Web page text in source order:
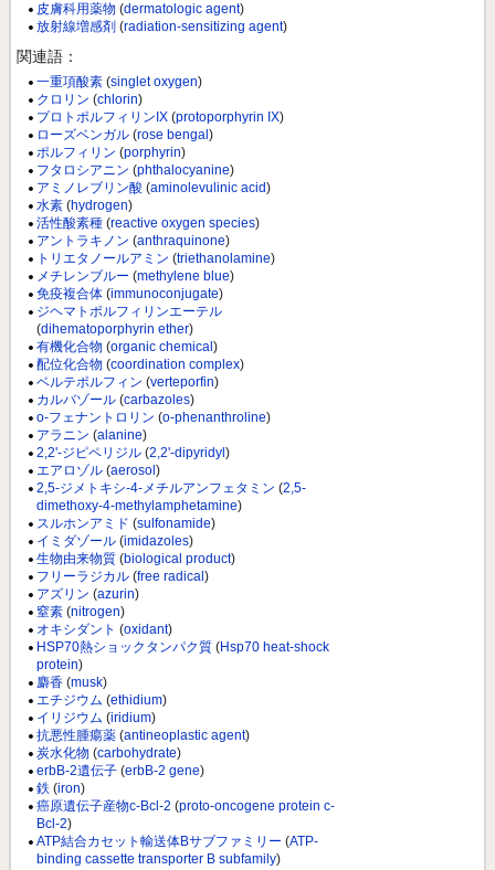
皮膚科用薬物 (dermatologic agent)
放射線増感剤 (radiation-sensitizing agent)
関連語：
一重項酸素 (singlet oxygen)
クロリン (chlorin)
プロトポルフィリンIX (protoporphyrin IX)
ローズベンガル (rose bengal )
ポルフィリン (porphyrin)
フタロシアニン (phthalocyanine)
アミノレブリン酸 (aminolevulinic acid)
水素 (hydrogen)
活性酸素種 (reactive oxygen species)
アントラキノン (anthraquinone)
トリエタノールアミン (triethanolamine)
メチレンブルー (methylene blue)
免疫複合体 (immunoconjugate)
ジヘマトポルフィリンエーテル
(dihematoporphyrin ether)
有機化合物 (organic chemical )
配位化合物 (coordination complex)
ベルテポルフィン (verteporfin)
カルバゾール (carbazoles)
o-フェナントロリン (o-phenanthroline)
アラニン (alanine)
2,2'-ジピペリジル (2,2'-dipyridyl )
エアロゾル (aerosol )
2,5-ジメトキシ-4-メチルアンフェタミン (2,5-
dimethoxy-4-methylamphetamine)
スルホンアミド (sulfonamide)
イミダゾール (imidazoles)
生物由来物質 (biological product)
フリーラジカル (free radical )
アズリン (azurin)
窒素 (nitrogen)
オキシダント (oxidant)
HSP70熱ショックタンパク質 (Hsp70 heat-shock
protein)
麝香 (musk)
エチジウム (ethidium)
イリジウム (iridium)
抗悪性腫瘍薬 (antineoplastic agent)
炭水化物 (carbohydrate)
erbB-2遺伝子 (erbB-2 gene)
鉄 (iron)
癌原遺伝子産物c-Bcl-2 (proto-oncogene protein c-
Bcl-2)
ATP結合カセット輸送体Bサブファミリー (ATP-
binding cassette transporter B subfamily)